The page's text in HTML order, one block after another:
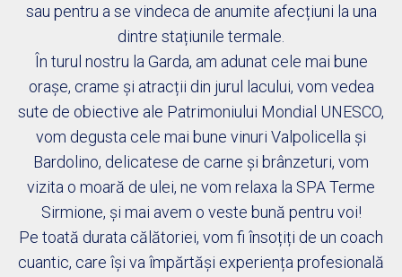
sau pentru a se vindeca de anumite afecțiuni la una
dintre stațiunile termale.
În turul nostru la Garda, am adunat cele mai bune
orașe, crame și atracții din jurul lacului, vom vedea
sute de obiective ale Patrimoniului Mondial UNESCO,
vom degusta cele mai bune vinuri Valpolicella și
Bardolino, delicatese de carne și brânzeturi, vom
vizita o moară de ulei, ne vom relaxa la SPA Terme
Sirmione, și mai avem o veste bună pentru voi!
Pe toată durata călătoriei, vom fi însoțiți de un coach
cuantic, care își va împărtăși experiența profesională